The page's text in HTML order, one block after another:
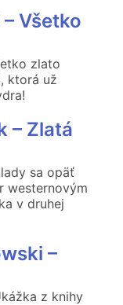
Všetko
zlato
ktorá už
– Zlatá
sa opäť
westernovým
v druhej
–
z knihy